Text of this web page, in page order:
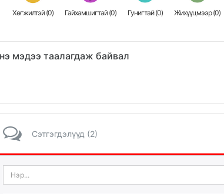
Хөгжилтэй (0) Гайхамшигтай (0) Гунигтай (0) Жихүүцмээр (0)
мэдээ таалагдаж байвал
Сэтгэгдэлүүд (2)